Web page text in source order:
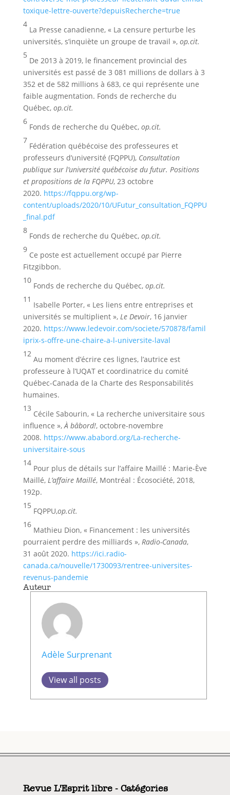
toxique-lettre-ouverte?depuisRecherche=true
4
La Presse canadienne, « La censure perturbe les
universités, s’inquiète un groupe de travail », op.cit.
5
De 2013 à 2019, le financement provincial des
universités est passé de 3 081 millions de dollars à 3
352 et de 582 millions à 683, ce qui représente une
faible augmentation. Fonds de recherche du
Québec, op.cit.
6
Fonds de recherche du Québec, op.cit.
7
Fédération québécoise des professeures et
professeurs d’université (FQPPU), Consultation
publique sur l’université québécoise du futur. Positions
et propositions de la FQPPU, 23 octobre
2020. https://fqppu.org/wp-
content/uploads/2020/10/UFutur_consultation_FQPPU
_final.pdf
8
Fonds de recherche du Québec, op.cit.
9
Ce poste est actuellement occupé par Pierre
Fitzgibbon.
10
Fonds de recherche du Québec, op.cit.
11
Isabelle Porter, « Les liens entre entreprises et
universités se multiplient », Le Devoir, 16 janvier
2020. https://www.ledevoir.com/societe/570878/famil
iprix-s-offre-une-chaire-a-l-universite-laval
12
Au moment d’écrire ces lignes, l’autrice est
professeure à l’UQAT et coordinatrice du comité
Québec-Canada de la Charte des Responsabilités
humaines.
13
Cécile Sabourin, « La recherche universitaire sous
influence »,À bâbord!, octobre-novembre
2008. https://www.ababord.org/La-recherche-
universitaire-sous
14
Pour plus de détails sur l’affaire Maillé : Marie-Ève
Maillé,L’affaire Maillé, Montréal : Écosociété, 2018,
192p.
15
FQPPU,op.cit.
16
Mathieu Dion, « Financement : les universités
pourraient perdre des milliards », Radio-Canada,
31 août 2020. https://ici.radio-
canada.ca/nouvelle/1730093/rentree-universites-
revenus-pandemie
Auteur
Adèle Surprenant
View all posts
Revue L'Esprit libre - Catégories